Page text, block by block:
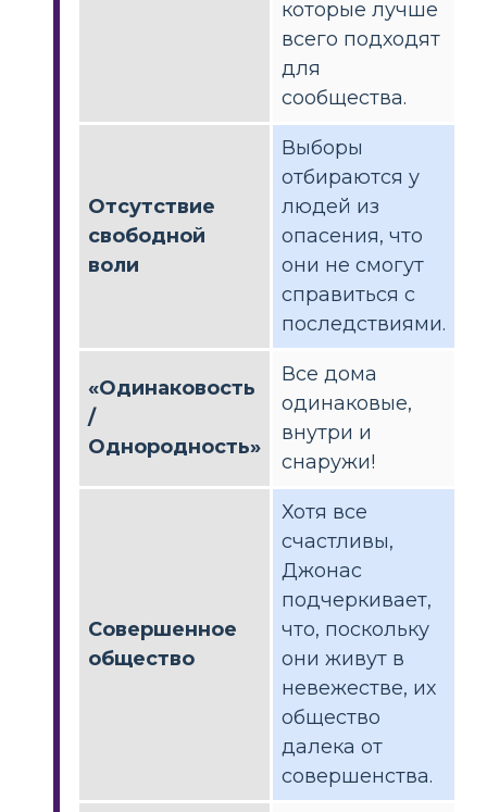
которые лучше
всего подходят
для
сообщества.
Отсутствие
свободной
воли
Выборы
отбираются у
людей из
опасения, что
они не смогут
справиться с
последствиями.
«Одинаковость
/
Однородность»
Все дома
одинаковые,
внутри и
снаружи!
Совершенное
общество
Хотя все
счастливы,
Джонас
подчеркивает,
что, поскольку
они живут в
невежестве, их
общество
далека от
совершенства.